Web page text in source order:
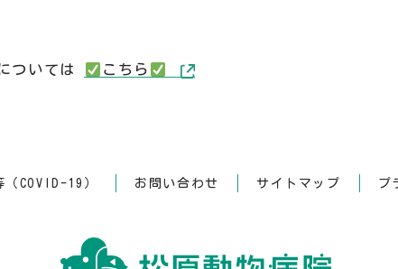
ついては こちら
COVID-19） お問い合わせ サイトマップ プ